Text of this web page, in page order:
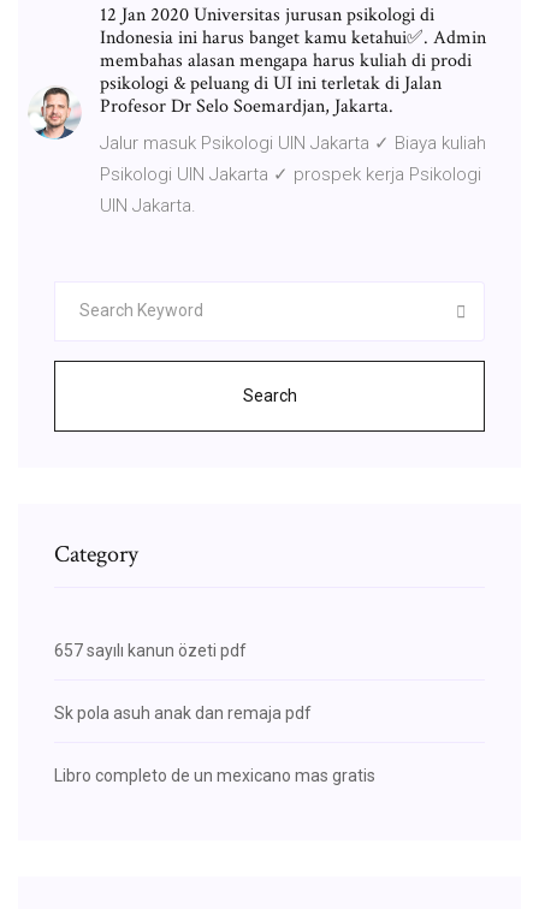
12 Jan 2020 Universitas jurusan psikologi di
Indonesia ini harus banget kamu ketahui✅. Admin
membahas alasan mengapa harus kuliah di prodi
psikologi & peluang di UI ini terletak di Jalan
Profesor Dr Selo Soemardjan, Jakarta.
Jalur masuk Psikologi UIN Jakarta ✓ Biaya kuliah
Psikologi UIN Jakarta ✓ prospek kerja Psikologi
UIN Jakarta.
Search
Category
657 sayılı kanun özeti pdf
Sk pola asuh anak dan remaja pdf
Libro completo de un mexicano mas gratis